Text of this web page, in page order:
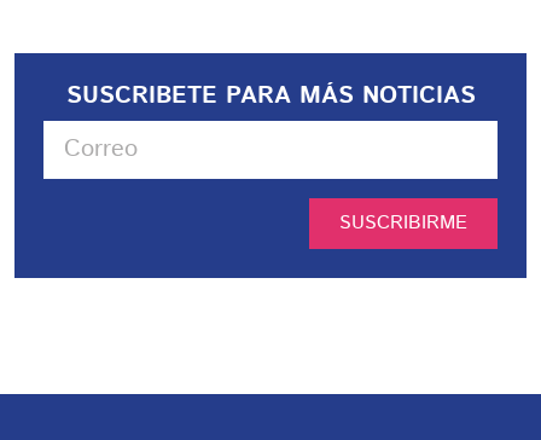
SUSCRIBETE PARA MÁS NOTICIAS
SUSCRIBIRME